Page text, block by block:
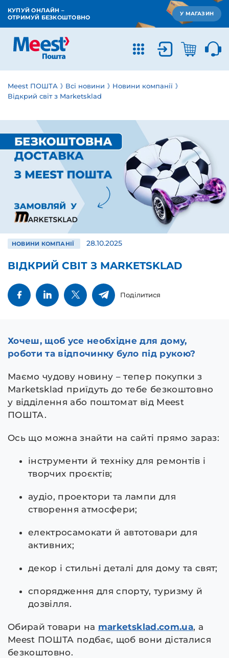
КУПУЙ ОНЛАЙН –
ОТРИМУЙ БЕЗКОШТОВНО
У МАГАЗИН
Meest ПОШТА Всі новини
Новини компанії
Відкрий світ з Marketsklad
НОВИНИ КОМПАНІЇ 28.10.2025
ВІДКРИЙ СВІТ З MARKETSKLAD
Поділитися
Хочеш, щоб усе необхідне для дому,
роботи та відпочинку було під рукою?
Маємо чудову новину – тепер покупки з
Marketsklad приїдуть до тебе безкоштовно
у відділення або поштомат від Meest
ПОШТА.
Ось що можна знайти на сайті прямо зараз:
інструменти й техніку для ремонтів і
творчих проєктів;
аудіо, проектори та лампи для
створення атмосфери;
електросамокати й автотовари для
активних;
декор і стильні деталі для дому та свят;
спорядження для спорту, туризму й
дозвілля.
Обирай товари на marketsklad.com.ua, а
Meest ПОШТА подбає, щоб вони дісталися
безкоштовно.